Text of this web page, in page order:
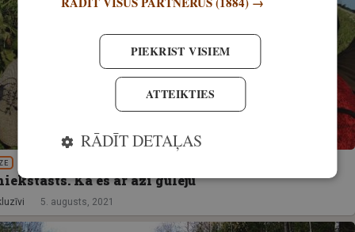
Kā es ar āzi gulēju
5. augusts, 2021
PIEKRIST VISIEM
ATTEIKTIES
RĀDĪT DETAĻAS